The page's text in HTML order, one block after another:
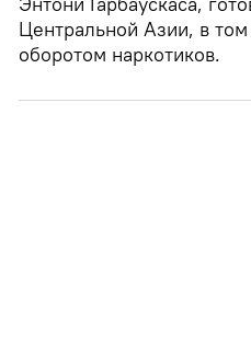
Центральной Азии, в
оборотом наркотиков.